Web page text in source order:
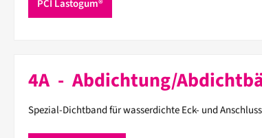
PCI Lastogum®
4A - Abdichtung/
Spezial-Dichtband für wasserdichte Eck- und